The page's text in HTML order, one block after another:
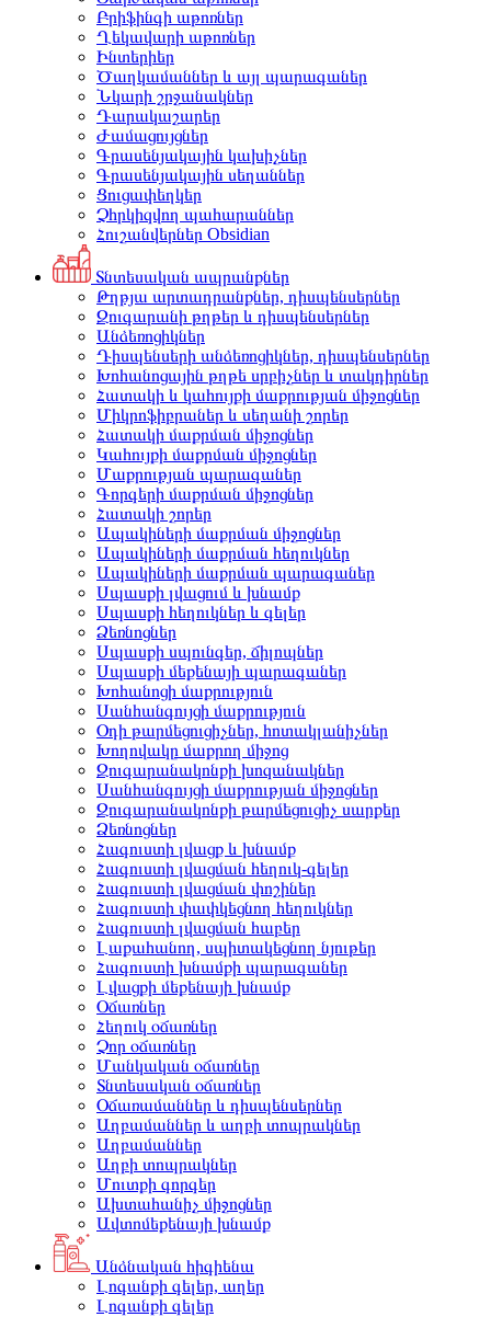
Բրիֆինգի աթոռներ
Ղեկավարի աթոռներ
Ինտերիեր
Ծաղկամաններ և այլ պարագաներ
Նկարի շրջանակներ
Դարակաշարեր
Ժամացույցներ
Գրասենյակային կախիչներ
Գրասենյակային սեղաններ
Ցուցափեղկեր
Չհրկիզվող պահարաններ
Հուշանվերներ Obsidian
Տնտեսական ապրանքներ
Թղթյա արտադրանքներ, դիսպենսերներ
Զուգարանի թղթեր և դիսպենսերներ
Անձեռոցիկներ
Դիսպենսերի անձեռոցիկներ, դիսպենսերներ
Խոհանոցային թղթե սրբիչներ և տակդիրներ
Հատակի և կահույքի մաքրության միջոցներ
Միկրոֆիբրաներ և սեղանի շորեր
Հատակի մաքրման միջոցներ
Կահույքի մաքրման միջոցներ
Մաքրության պարագաներ
Գորգերի մաքրման միջոցներ
Հատակի շորեր
Ապակիների մաքրման միջոցներ
Ապակիների մաքրման հեղուկներ
Ապակիների մաքրման պարագաներ
Սպասքի լվացում և խնամք
Սպասքի հեղուկներ և գելեր
Ձեռնոցներ
Սպասքի սպունգեր, ճիլոպներ
Սպասքի մեքենայի պարագաներ
Խոհանոցի մաքրություն
Սանհանգույցի մաքրություն
Օդի թարմեցուցիչներ, հոտակլանիչներ
Խողովակը մաքրող միջոց
Զուգարանակոնքի խոզանակներ
Սանհանգույցի մաքրության միջոցներ
Զուգարանակոնքի թարմեցուցիչ սարքեր
Ձեռնոցներ
Հագուստի լվացք և խնամք
Հագուստի լվացման հեղուկ-գելեր
Հագուստի լվացման փոշիներ
Հագուստի փափկեցնող հեղուկներ
Հագուստի լվացման հաբեր
Լաքահանող, սպիտակեցնող նյութեր
Հագուստի խնամքի պարագաներ
Լվացքի մեքենայի խնամք
Օճառներ
Հեղուկ օճառներ
Չոր օճառներ
Մանկական օճառներ
Տնտեսական օճառներ
Օճառամաններ և դիսպենսերներ
Աղբամաններ և աղբի տոպրակներ
Աղբամաններ
Աղբի տոպրակներ
Մուտքի գորգեր
Ախտահանիչ միջոցներ
Ավտոմեքենայի խնամք
Անձնական հիգիենա
Լոգանքի գելեր, աղեր
Լոգանքի գելեր